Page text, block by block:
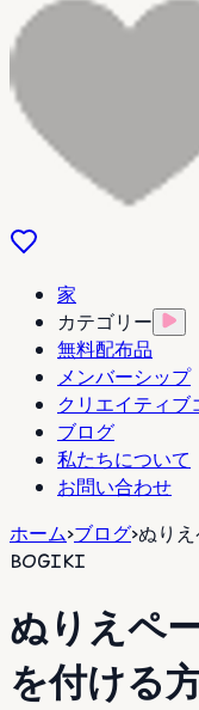
家
カテゴリー
無料配布品
メンバーシップ
クリエイティブ
ブログ
私たちについて
お問い合わせ
ホーム>ブログ>ぬり
BOGIKI
ぬりえペ
を付ける